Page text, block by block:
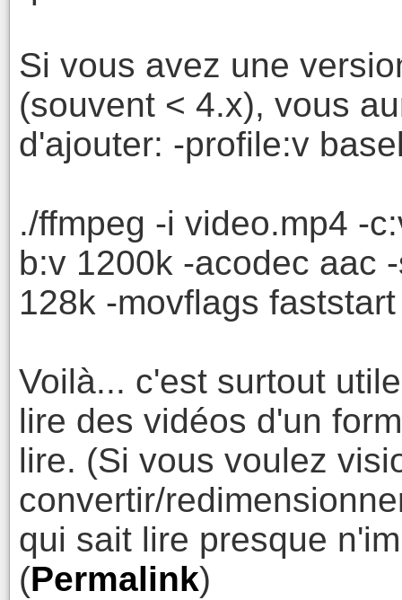
Si vous avez une
(souvent < 4.x), vous
d'ajouter: -profile:v
./ffmpeg -i video.mp4 -
b:v 1200k -acodec aac
128k -movflags
Voilà... c'est surtout
lire des vidéos d'un
lire. (Si vous voulez
convertir/
qui sait lire presque
(Permalink)